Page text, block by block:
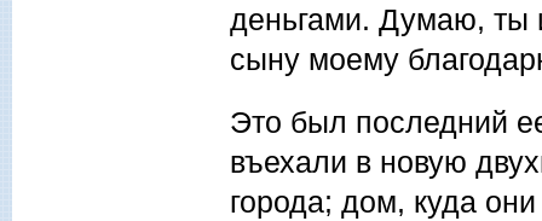
деньгами. Думаю, ты
сыну моему
Это был последний
въехали в новую
города; дом, куда